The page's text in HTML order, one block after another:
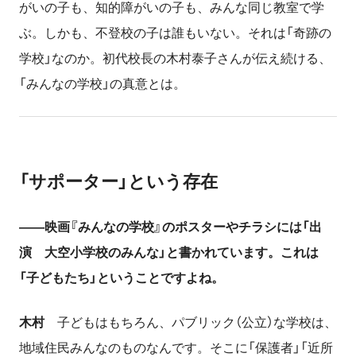
がいの子も、知的障がいの子も、みんな同じ教室で学
ぶ。しかも、不登校の子は誰もいない。それは「奇跡の
学校」なのか。初代校長の木村泰子さんが伝え続ける、
「みんなの学校」の真意とは。
「サポーター」という存在
――映画『みんなの学校』のポスターやチラシには「出
演 大空小学校のみんな」と書かれています。これは
「子どもたち」ということですよね。
木村子どもはもちろん、パブリック（公立）な学校は、
地域住民みんなのものなんです。そこに「保護者」「近所